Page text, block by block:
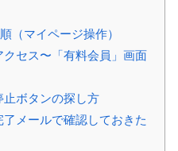
（マイページ操作）
クセス〜「有料会員」画面
ボタンの探し方
メールで確認しておきた